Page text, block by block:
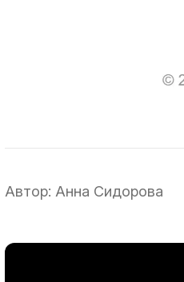
Автор: Анна Сидорова